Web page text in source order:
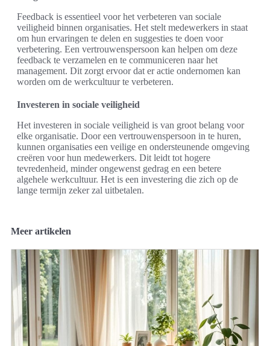
Feedback is essentieel voor het verbeteren van sociale
veiligheid binnen organisaties. Het stelt medewerkers in staat
om hun ervaringen te delen en suggesties te doen voor
verbetering. Een vertrouwenspersoon kan helpen om deze
feedback te verzamelen en te communiceren naar het
management. Dit zorgt ervoor dat er actie ondernomen kan
worden om de werkcultuur te verbeteren.
Investeren in sociale veiligheid
Het investeren in sociale veiligheid is van groot belang voor
elke organisatie. Door een vertrouwenspersoon in te huren,
kunnen organisaties een veilige en ondersteunende omgeving
creëren voor hun medewerkers. Dit leidt tot hogere
tevredenheid, minder ongewenst gedrag en een betere
algehele werkcultuur. Het is een investering die zich op de
lange termijn zeker zal uitbetalen.
Meer artikelen